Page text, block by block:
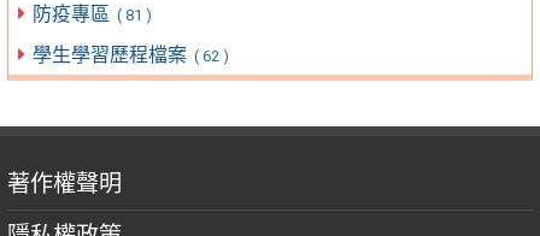
防疫專區 ( 81 )
學生學習歷程檔案 ( 62 )
著作權聲明